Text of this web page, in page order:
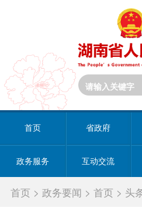
首页 省政府
政务服务 互动交流
首页 >政务要闻 >首页 > 头